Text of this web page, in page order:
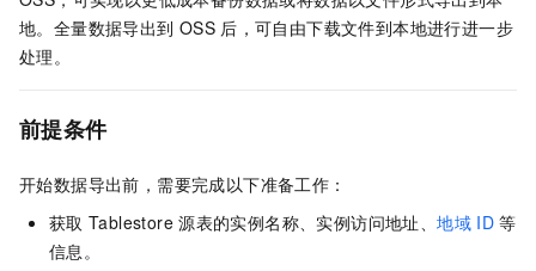
地。全量数据导出到 OSS 后，可自由下载文件到本地进行进一步
处理。
前提条件
开始数据导出前，需要完成以下准备工作：
获取 Tablestore 源表的实例名称、实例访问地址、地域 ID 等
信息。